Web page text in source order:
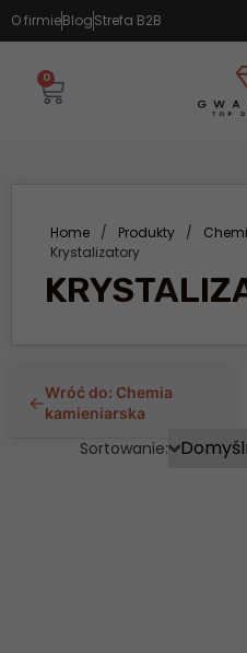
O firmieBlogStrefa B2B
0
Home / Produkty /
Krystalizatory
←Wróć do: Chemia
kamieniarska
Sortowanie: